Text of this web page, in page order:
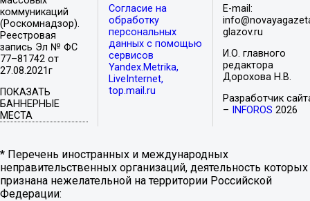
коммуникаций
(Роскомнадзор).
Реестровая
запись Эл № ФС
77–81742 от
27.08.2021г
ПОКАЗАТЬ
БАННЕРНЫЕ
МЕСТА
Согласие на
обработку
персональных
данных с помощью
сервисов
Yandex.Metrika,
LiveInternet,
top.mail.ru
E-mail:
glazov.ru
И.О. главного
редактора
Дорохова Н.В.
Разработчик
–
INFOROS 2026
* Перечень иностранных и международных
неправительственных организаций, деятельность которых
признана нежелательной на территории Российской
Федерации: